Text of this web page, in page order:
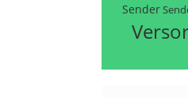
Sender